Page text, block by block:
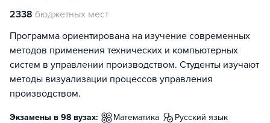
2338 бюджетных мест
Программа ориентирована на изучение современных
методов применения технических и компьютерных
систем в управлении производством. Студенты изучают
методы визуализации процессов управления
производством.
Экзамены в 98 вузах: математика
русский язык